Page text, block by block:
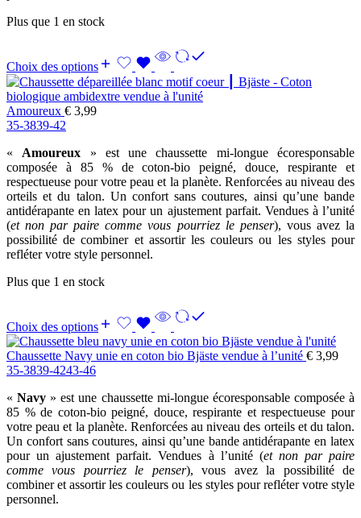
Plus que 1 en stock
Choix des options
Amoureux € 3,99
35-3839-42
« Amoureux » est une chaussette mi-longue écoresponsable
composée à 85 % de coton-bio peigné, douce, respirante et
respectueuse pour votre peau et la planète. Renforcées au niveau des
orteils et du talon. Un confort sans coutures, ainsi qu’une bande
antidérapante en latex pour un ajustement parfait. Vendues à l’unité
(et non par paire comme vous pourriez le penser), vous avez la
possibilité de combiner et assortir les couleurs ou les styles pour
refléter votre style personnel.
Plus que 1 en stock
Choix des options
Chaussette Navy unie en coton bio Bjäste vendue à l’unité € 3,99
35-3839-4243-46
«Navy » est une chaussette mi-longue écoresponsable composée à
85 % de coton-bio peigné, douce, respirante et respectueuse pour
votre peau et la planète. Renforcées au niveau des orteils et du talon.
Un confort sans coutures, ainsi qu’une bande antidérapante en latex
pour un ajustement parfait. Vendues à l’unité (et non par paire
comme vous pourriez le penser), vous avez la possibilité de
combiner et assortir les couleurs ou les styles pour refléter votre style
personnel.